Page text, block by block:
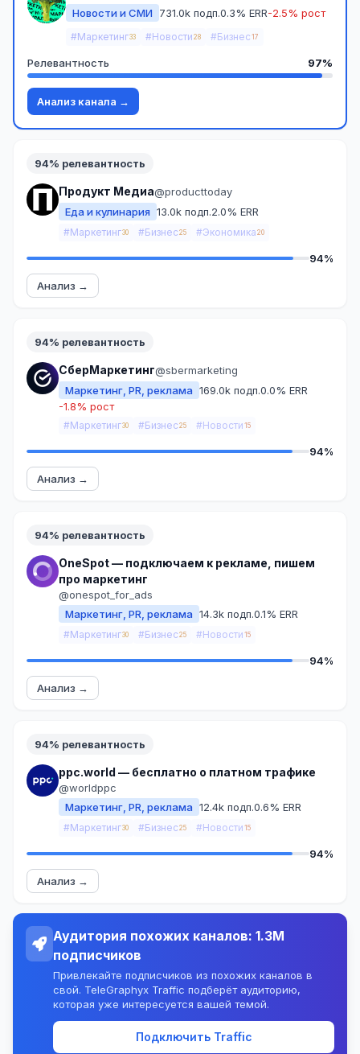
Новости и СМИ
731.0k подп.0.3% ERR-2.5% рост
#Маркетинг33 #Новости 28 #Бизнес 17
Релевантность 97%
Анализ канала →
94% релевантность
Продукт Медиа@producttoday
Еда и кулинария 13.0k подп.2.0% ERR
#Маркетинг30 #Бизнес 25 #Экономика 20
94%
Анализ →
94% релевантность
СберМаркетинг@sbermarketing
Маркетинг, PR, реклама 169.0k подп.0.0% ERR
-1.8% рост
#Маркетинг30 #Бизнес 25 #Новости 15
94%
Анализ →
94% релевантность
OneSpot — подключаем к рекламе, пишем
про маркетинг
@onespot_for_ads
Маркетинг, PR, реклама 14.3k подп.0.1% ERR
#Маркетинг30 #Бизнес 25 #Новости 15
94%
Анализ →
94% релевантность
ppc.world — бесплатно о платном трафике
@worldppc
Маркетинг, PR, реклама 12.4k подп.0.6% ERR
#Маркетинг30 #Бизнес 25 #Новости 15
94%
Анализ →
Аудитория похожих каналов: 1.3M
подписчиков
Привлекайте подписчиков из похожих каналов в
свой. TeleGraphyx Traffic подберёт аудиторию,
которая уже интересуется вашей темой.
Подключить Traffic